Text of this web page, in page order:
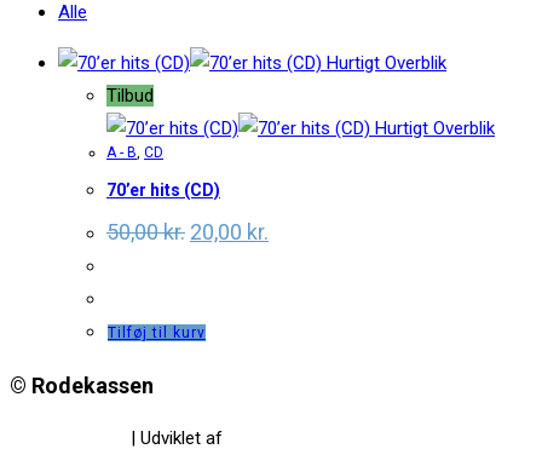
Alle
Hurtigt Overblik
Tilbud
Hurtigt Overblik
A - B, CD
70’er hits (CD)
50,00kr. Original
price
20,00 kr.
price
Tilføj til kurv
© Rodekassen
| Udviklet af